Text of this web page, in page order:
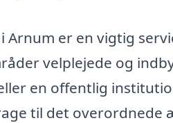
Arnum er en vigtig
velplejede og
en offentlig
til det overordnede